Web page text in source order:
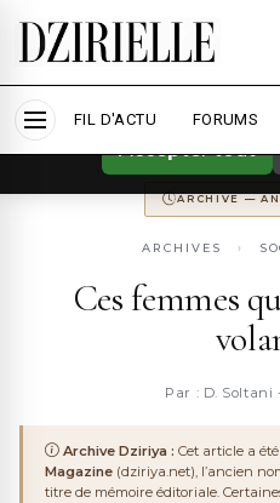
Nous utilisons des
votre expérience et
Accepter tout
FIL D'ACTU FORUMS
CONSERVÉ POUR LA
ARCHIVE —
ARCHIVES ›
Ces femmes
Par : D. Soltani
Archive Dziriya : Cet article a
Magazine (dziriya.net), l’ancien
titre de mémoire éditoriale.